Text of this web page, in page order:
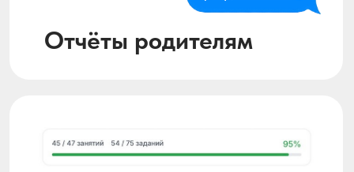
ПОСМОТРЕТЬ, КАК
ВЫГЛЯДЯТНАШИ УРОКИ